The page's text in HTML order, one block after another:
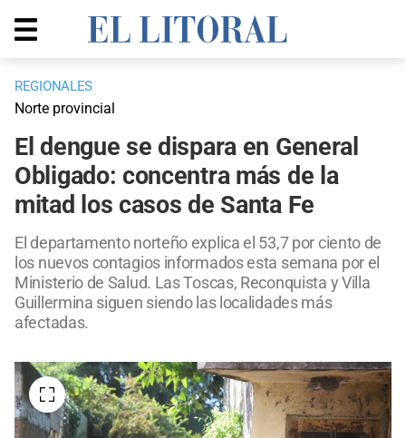
REGIONALES
Norte provincial
El dengue se dispara en General
Obligado: concentra más de la
mitad los casos de Santa Fe
El departamento norteño explica el 53,7 por ciento de
los nuevos contagios informados esta semana por el
Ministerio de Salud. Las Toscas, Reconquista y Villa
Guillermina siguen siendo las localidades más
afectadas.